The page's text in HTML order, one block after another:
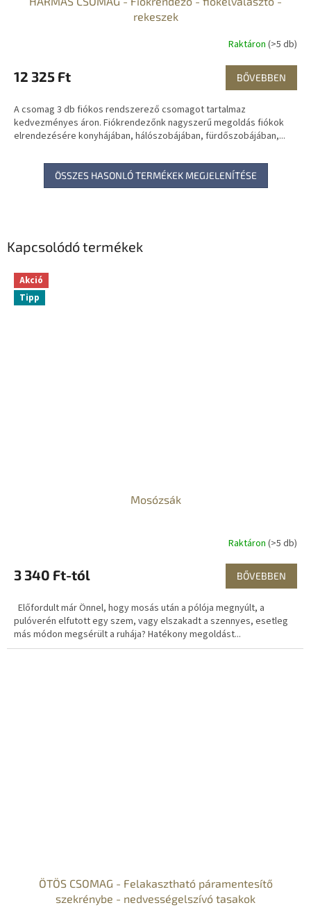
Kapcsolódó termékek
Akció
Tipp
Mosózsák
Raktáron (>5 db)
3 340 Ft-tól BŐVEBBEN
Előfordult már Önnel, hogy mosás után a pólója megnyúlt, a
pulóverén elfutott egy szem, vagy elszakadt a szennyes, esetleg
más módon megsérült a ruhája? Hatékony megoldást...
ÖTÖS CSOMAG - Felakasztható páramentesítő
szekrénybe - nedvességelszívó tasakok
rekeszek
Raktáron (>5 db)
12 325 Ft BŐVEBBEN
A csomag 3 db fiókos rendszerező csomagot tartalmaz
kedvezményes áron. Fiókrendezőnk nagyszerű megoldás fiókok
elrendezésére konyhájában, hálószobájában, fürdőszobájában,...
ÖSSZES HASONLÓ TERMÉKEK MEGJELENÍTÉSE